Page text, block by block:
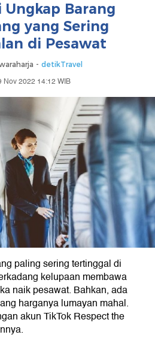
Ungkap Barang
yang Sering
di Pesawat
- detikTravel
Nov 2022 14:12 WIB
paling sering tertinggal di
kelupaan membawa
naik pesawat. Bahkan, ada
harganya lumayan mahal.
akun TikTok Respect the